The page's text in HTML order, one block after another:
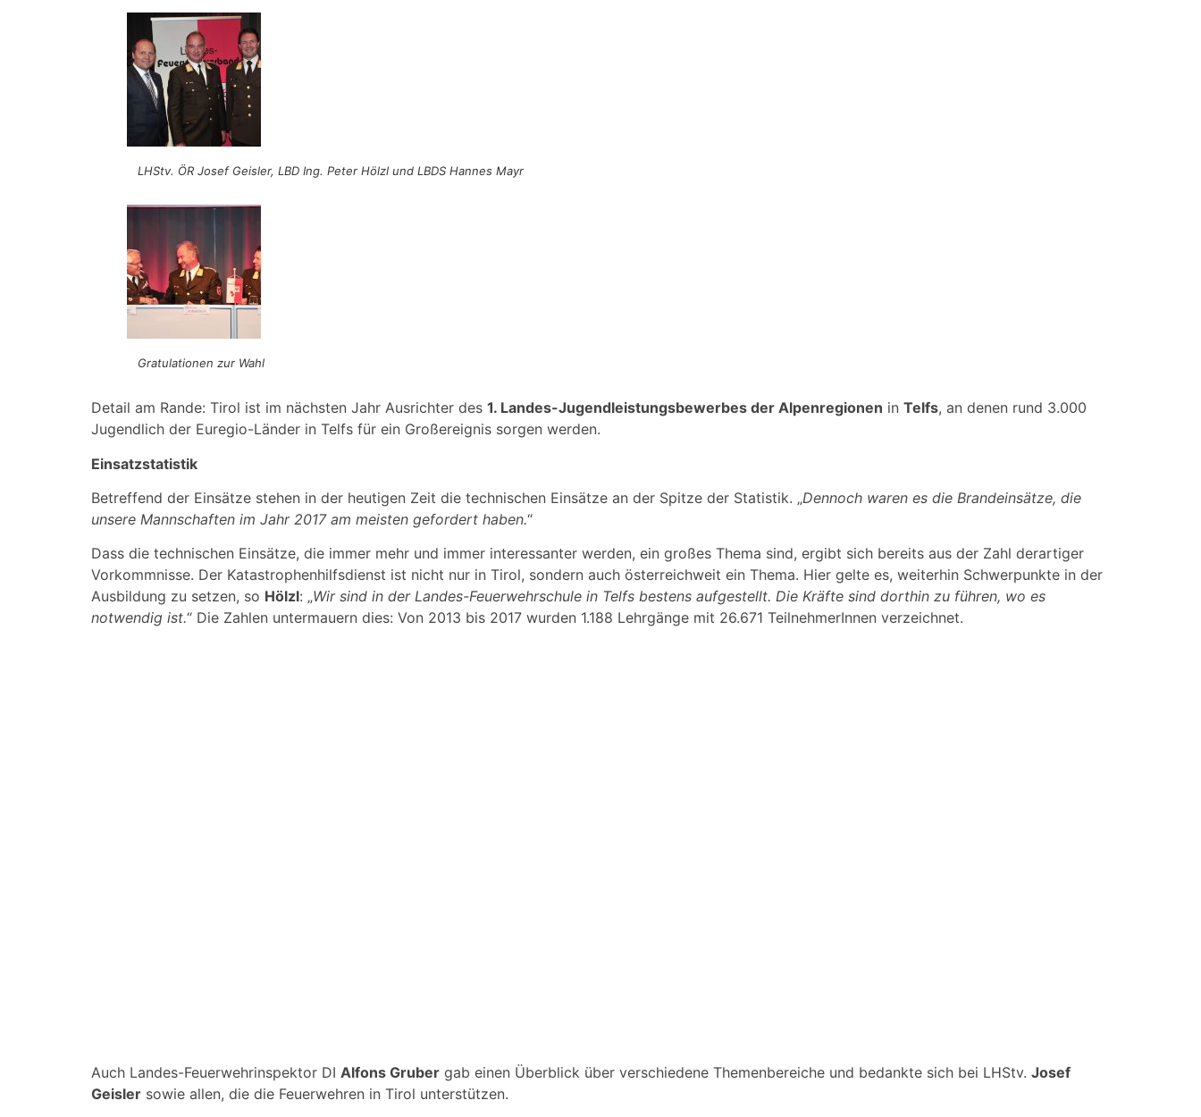
LHStv. ÖR Josef Geisler, LBD Ing. Peter Hölzl und LBDS Hannes Mayr
Gratulationen zur Wahl
Detail am Rande: Tirol ist im nächsten Jahr Ausrichter des 1. Landes-Jugendleistungsbewerbes der Alpenregionen in Telfs, an denen rund 3.000
Jugendlich der Euregio-Länder in Telfs für ein Großereignis sorgen werden.
Einsatzstatistik
Betreffend der Einsätze stehen in der heutigen Zeit die technischen Einsätze an der Spitze der Statistik. „Dennoch waren es die Brandeinsätze, die
unsere Mannschaften im Jahr 2017 am meisten gefordert haben.“
Dass die technischen Einsätze, die immer mehr und immer interessanter werden, ein großes Thema sind, ergibt sich bereits aus der Zahl derartiger
Vorkommnisse. Der Katastrophenhilfsdienst ist nicht nur in Tirol, sondern auch österreichweit ein Thema. Hier gelte es, weiterhin Schwerpunkte in der
Ausbildung zu setzen, so Hölzl: „Wir sind in der Landes-Feuerwehrschule in Telfs bestens aufgestellt. Die Kräfte sind dorthin zu führen, wo es
notwendig ist.“ Die Zahlen untermauern dies: Von 2013 bis 2017 wurden 1.188 Lehrgänge mit 26.671 TeilnehmerInnen verzeichnet.
Auch Landes-Feuerwehrinspektor DI Alfons Gruber gab einen Überblick über verschiedene Themenbereiche und bedankte sich bei LHStv. Josef
Geisler sowie allen, die die Feuerwehren in Tirol unterstützen.